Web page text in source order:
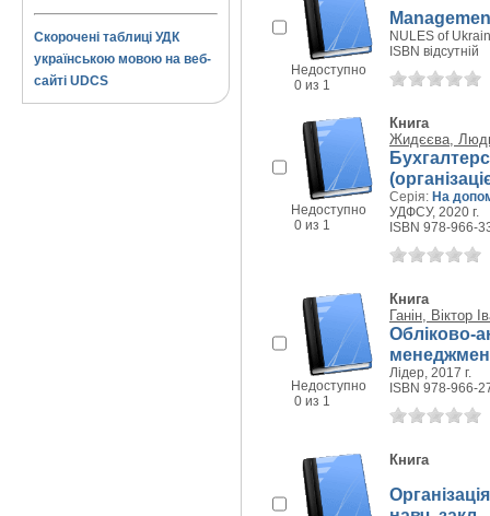
Скорочені таблиці УДК
українською мовою на веб-
сайті UDCS
Недоступно
0 из 1
NULES of
ISBN відсутній
Недоступно
0 из 1
Книга
Жидєєва,
Серія: На
УДФСУ, 2020 г.
ISBN 978-966-
Недоступно
0 из 1
Книга
Ганін, Віктор
Обліково-
Лідер, 2017 г.
ISBN 978-966-
Книга